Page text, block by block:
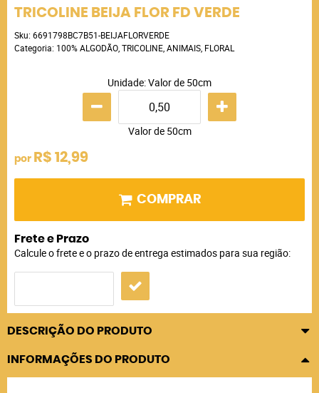
TRICOLINE BEIJA FLOR FD VERDE
Sku: 6691798BC7B51-BEIJAFLORVERDE
Categoria: 100% ALGODÃO TRICOLINE ANIMAIS FLORAL
Unidade: Valor de 50cm
Valor de 50cm
por R$ 12,99
COMPRAR
Frete e Prazo
Calcule o frete e o prazo de entrega estimados para sua região:
DESCRIÇÃO DO PRODUTO
INFORMAÇÕES DO PRODUTO